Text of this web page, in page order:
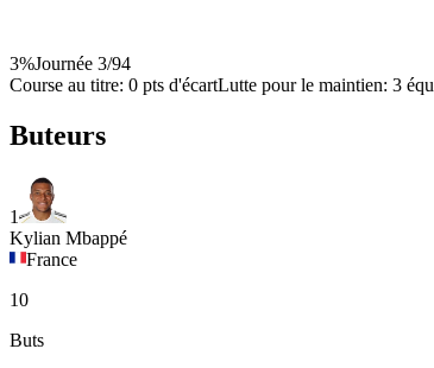
3%Journée 3/94
Course au titre: 0 pts d'écartLutte pour le maintien: 3
Buteurs
1
Kylian Mbappé
France
10
Buts